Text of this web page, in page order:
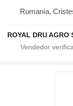
Rumanía,
ROYAL DRU AGRO